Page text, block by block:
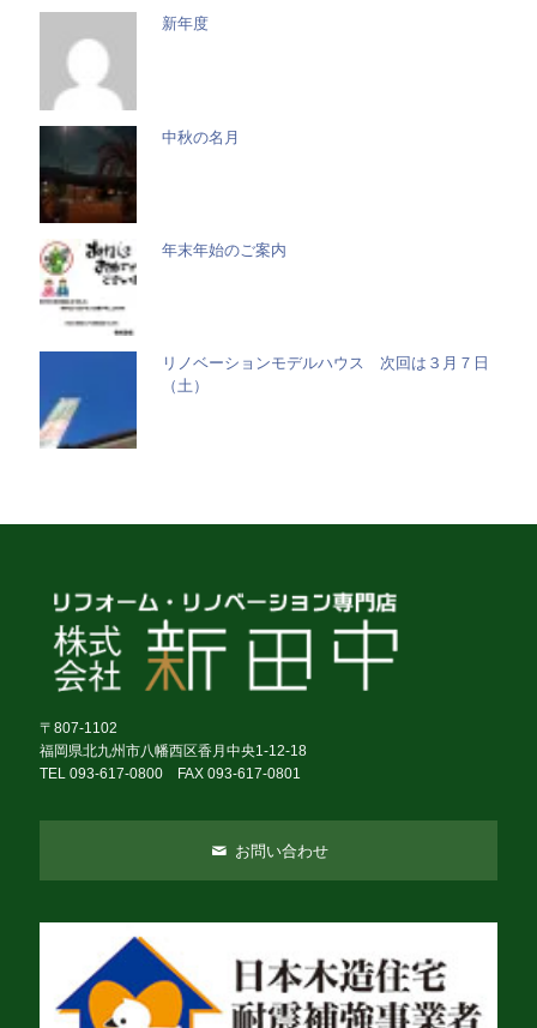
新年度
中秋の名月
年末年始のご案内
リノベーションモデルハウス 次回は３月７日
（土）
〒807-1102
福岡県北九州市八幡西区香月中央1-12-18
TEL 093-617-0800 FAX 093-617-0801
お問い合わせ